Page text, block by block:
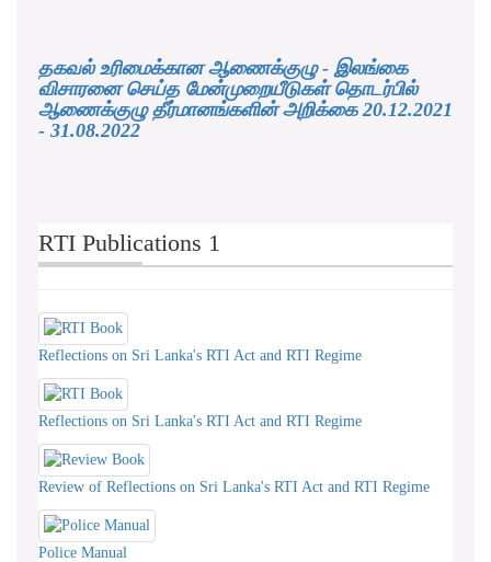
தகவல் உரிமைக்கான ஆணைக்குழு - இலங்கை
விசாரனை செய்த மேன்முறையீடுகள் தொடர்பில்
ஆணைக்குழு தீர்மானங்களின் அறிக்கை 20.12.2021
- 31.08.2022
RTI Publications 1
Reflections on Sri Lanka's RTI Act and RTI Regime
Reflections on Sri Lanka's RTI Act and RTI Regime
Review of Reflections on Sri Lanka's RTI Act and RTI Regime
Police Manual